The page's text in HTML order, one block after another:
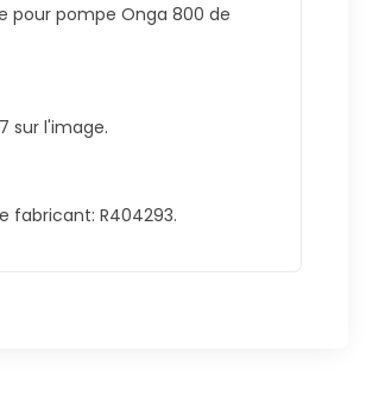
pour pompe Onga 800 de
sur l'image.
fabricant: R404293.